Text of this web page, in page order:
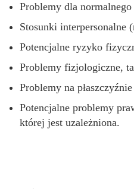
Problemy dla
Stosunki interpersonalne
Potencjalne ryzyko
Problemy fizjologiczne,
Problemy na
Potencjalne problemy
której jest uzależniona.